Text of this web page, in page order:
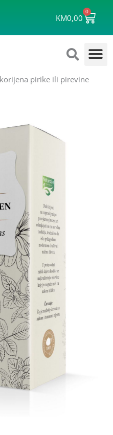
KM0,00
0
Cart
pirike ili pirevine